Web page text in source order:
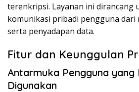
terenkripsi. Layanan ini dirancang
komunikasi pribadi pengguna dari
serta penyadapan data.
Fitur dan Keunggulan
Antarmuka Pengguna yang
Digunakan